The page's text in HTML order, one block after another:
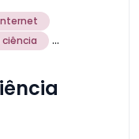
ciência ...